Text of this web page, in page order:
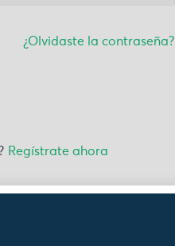
¿Olvidaste la contraseña?
Regístrate ahora